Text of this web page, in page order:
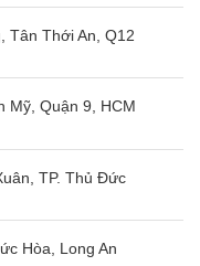
luôn
một cách nhanh
sẽ hoàn toàn
Tân Thới An, Q12
Mỹ, Quận 9, HCM
TP. Thủ Đức
Hòa, Long An